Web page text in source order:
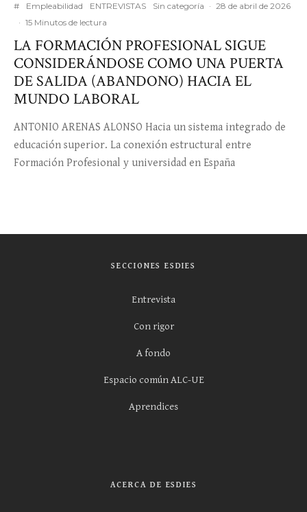
# Empleabilidad ENTREVISTAS Sin categoría · 28 de abril de 2026
· 15 Minutos de lectura
LA FORMACIÓN PROFESIONAL SIGUE
CONSIDERÁNDOSE COMO UNA PUERTA
DE SALIDA (ABANDONO) HACIA EL
MUNDO LABORAL
ANTONIO ARENAS ALONSO Hacia un sistema integrado de
educación superior. La conexión estructural entre
Formación Profesional y universidad en España
SECCIONES ESDIES
Entrevista
Con rigor
A fondo
Espacio común ALC-UE
Aprendices
ACERCA DE ESDIES